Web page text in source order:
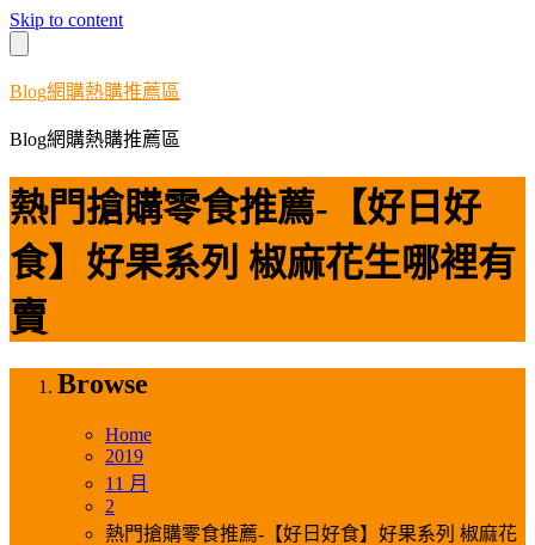
Skip to content
Blog網購熱購推薦區
Blog網購熱購推薦區
熱門搶購零食推薦-【好日好
食】好果系列 椒麻花生哪裡有
賣
Browse
Home
2019
11 月
2
熱門搶購零食推薦-【好日好食】好果系列 椒麻花